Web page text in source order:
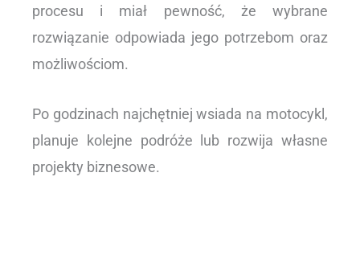
procesu i miał pewność, że wybrane
rozwiązanie odpowiada jego potrzebom oraz
możliwościom.
Po godzinach najchętniej wsiada na motocykl,
planuje kolejne podróże lub rozwija własne
projekty biznesowe.